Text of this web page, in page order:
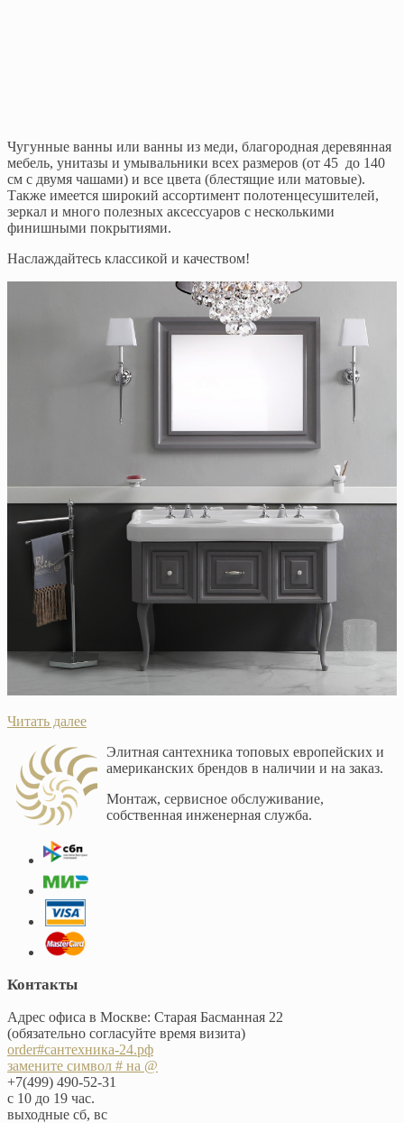
Чугунные ванны или ванны из меди, благородная деревянная
мебель, унитазы и умывальники всех размеров (от 45 до 140
см с двумя чашами) и все цвета (блестящие или матовые).
Также имеется широкий ассортимент полотенцесушителей,
зеркал и много полезных аксессуаров с несколькими
финишными покрытиями.
Наслаждайтесь классикой и качеством!
Читать далее
Элитная сантехника топовых европейских и
американских брендов в наличии и на заказ.
Монтаж, сервисное обслуживание,
собственная инженерная служба.
Контакты
Адрес офиса в Москве: Старая Басманная 22
(обязательно согласуйте время визита)
order#сантехника-24.рф
замените символ # на @
+7(499) 490-52-31
с 10 до 19 час.
выходные сб, вс